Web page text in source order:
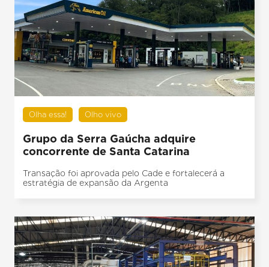
Olha essa! Olho vivo
Grupo da Serra Gaúcha adquire
concorrente de Santa Catarina
Transação foi aprovada pelo Cade e fortalecerá a
estratégia de expansão da Argenta